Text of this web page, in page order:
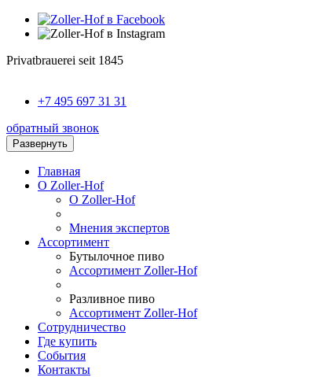
Privatbrauerei seit 1845
+7 495 697 31 31
обратный звонок
Развернуть
Главная
О Zoller-Hof
О Zoller-Hof
Мнения экспертов
Ассортимент
Бутылочное пиво
Ассортимент Zoller-Hof
Разливное пиво
Ассортимент Zoller-Hof
Сотрудничество
Где купить
Cобытия
Контакты